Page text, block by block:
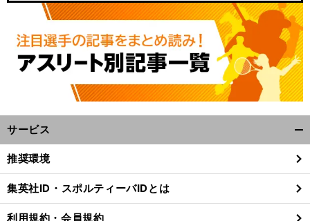
サービス
閉
る
推奨環境
集英社ID・スポルティーバIDとは
利用規約・会員規約